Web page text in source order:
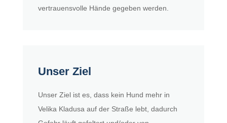
vertrauensvolle Hände gegeben werden.
Unser Ziel
Unser Ziel ist es, dass kein Hund mehr in
Velika Kladusa auf der Straße lebt, dadurch